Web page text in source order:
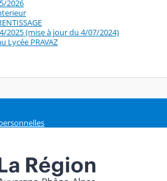
2026
2025 (mise à jour du 4/07/2024)
Lycée PRAVAZ